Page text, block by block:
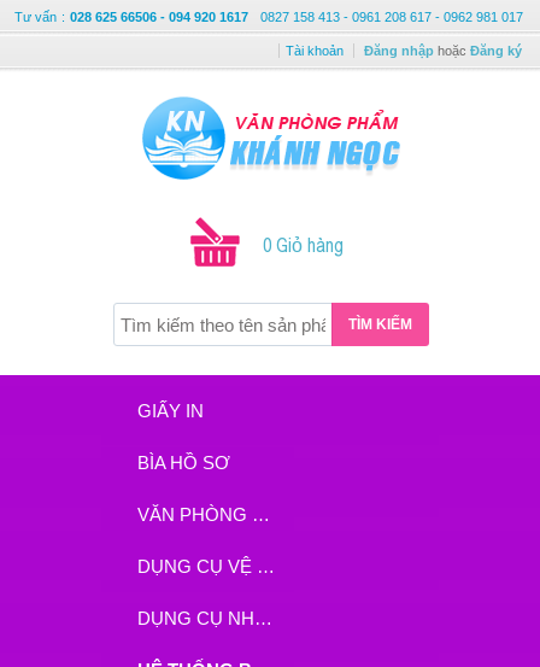
Tư vấn : 028 625 66506 - 094 920 1617 0827 158 413 - 0961 208 617 - 0962 981 017
Tài khoản Đăng nhập hoặc Đăng ký
0 Giỏ hàng
TÌM KIẾM
GIẤY IN
BÌA HỒ SƠ
VĂN PHÒNG PHẨM
DỤNG CỤ VỆ SINH
DỤNG CỤ NHÀ BẾP